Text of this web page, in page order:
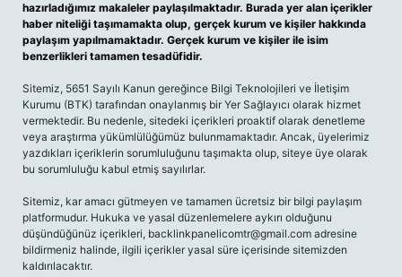
hazırladığımız makaleler paylaşılmaktadır. Burada yer alan içerikler
haber niteliği taşımamakta olup, gerçek kurum ve kişiler hakkında
paylaşım yapılmamaktadır. Gerçek kurum ve kişiler ile isim
benzerlikleri tamamen tesadüfidir.
Sitemiz, 5651 Sayılı Kanun gereğince Bilgi Teknolojileri ve İletişim
Kurumu (BTK) tarafından onaylanmış bir Yer Sağlayıcı olarak hizmet
vermektedir. Bu nedenle, sitedeki içerikleri proaktif olarak denetleme
veya araştırma yükümlülüğümüz bulunmamaktadır. Ancak, üyelerimiz
yazdıkları içeriklerin sorumluluğunu taşımakta olup, siteye üye olarak
bu sorumluluğu kabul etmiş sayılırlar.
Sitemiz, kar amacı gütmeyen ve tamamen ücretsiz bir bilgi paylaşım
platformudur. Hukuka ve yasal düzenlemelere aykırı olduğunu
düşündüğünüz içerikleri, backlinkpanelicomtr@gmail.com adresine
bildirmeniz halinde, ilgili içerikler yasal süre içerisinde sitemizden
kaldırılacaktır.